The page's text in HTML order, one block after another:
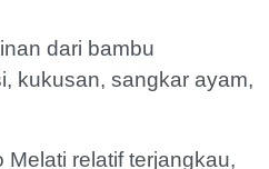
dari bambu
kukusan, sangkar ayam,
relatif terjangkau,